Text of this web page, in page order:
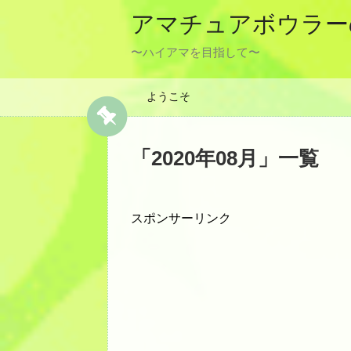
アマチュアボウラ
〜ハイアマを目指して〜
ようこそ
「 2020年08月 」 一覧
スポンサーリンク